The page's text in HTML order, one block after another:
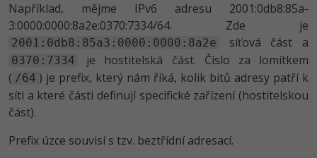
Například, mějme IPv6 adresu 2001:0db8:85a­
3:0000:0000:8a2e:0370:73­34/64. Zde je
2001:0db8:85a3:0000:0000:8a2e síťová část a
0370:7334
je hostitelská část. Číslo za lomítkem
( /64 ) je prefix, který nám říká, kolik bitů adresy patří k
síti a které části definují specifické zařízení (hostitelskou
část).
Prefix úzce souvisí s tzv. beztřídní adresací.